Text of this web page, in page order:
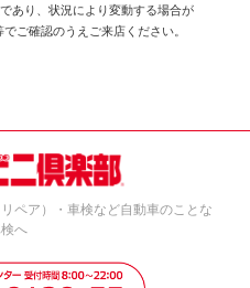
あり、状況により変動する場合が
ご確認のうえご来店ください。
ペア）・車検など自動車のことな
へ